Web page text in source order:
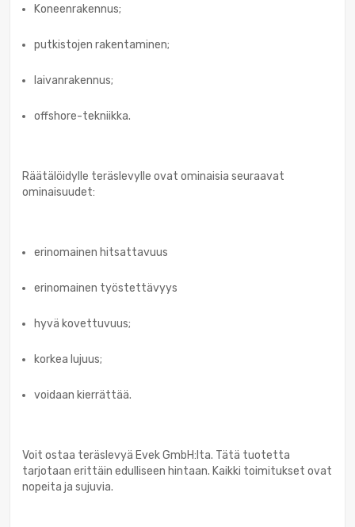
Koneenrakennus;
putkistojen rakentaminen;
laivanrakennus;
offshore-tekniikka.
Räätälöidylle teräslevylle ovat ominaisia seuraavat
ominaisuudet:
erinomainen hitsattavuus
erinomainen työstettävyys
hyvä kovettuvuus;
korkea lujuus;
voidaan kierrättää.
Voit ostaa teräslevyä Evek GmbH:lta. Tätä tuotetta
tarjotaan erittäin edulliseen hintaan. Kaikki toimitukset ovat
nopeita ja sujuvia.